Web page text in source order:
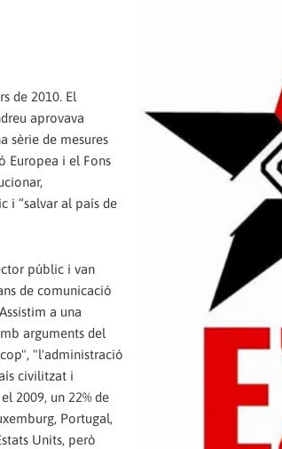
de 2010. El
aprovava
sèrie de mesures
Europea i el Fons
i “salvar al país de
públic i van
de comunicació
a una
arguments del
"l'administració
civilitzat i
2009, un 22% de
Portugal,
Units, però